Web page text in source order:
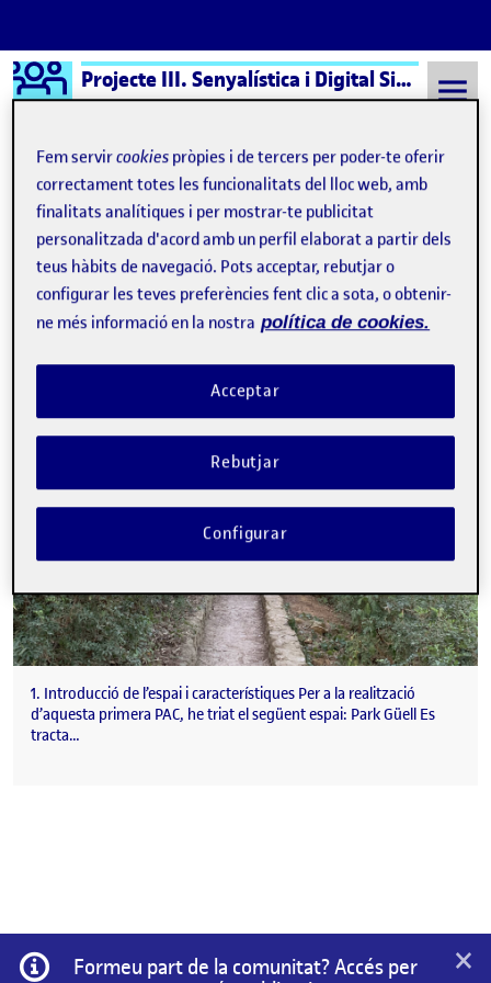
Saltar al contingut
Logo Ágora Projecte III. Senyalística i Digital Signage aula 2
Semestre 20211 - Aula 2 Clàudia Raventós Grau
Clàudia Raventós Grau
PAC 1 – Descobrir la senyalística
Publicat per
Clàudia Raventós Grau
Data de publicaciócomentariel PAC 1 – Descobrir la senyalística
1. Introducció de l’espai i característiques Per a la realització
d’aquesta primera PAC, he triat el següent espai: Park Güell Es
tracta…
Informació
Formeu part de la comunitat? Accés per
×
Fem servircookies pròpies i de tercers per poder-te oferir
correctament totes les funcionalitats del lloc web, amb
finalitats analítiques i per mostrar-te publicitat
personalitzada d'acord amb un perfil elaborat a partir dels
teus hàbits de navegació. Pots acceptar, rebutjar o
configurar les teves preferències fent clic a sota, o obtenir-
ne més informació en la nostra política de cookies.
Rebutjar
Acceptar
Configurar